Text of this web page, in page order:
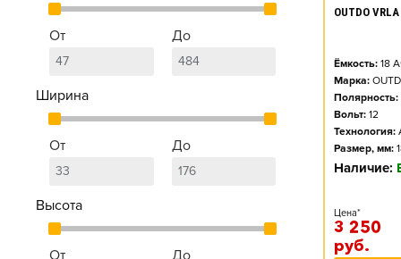
От До
Ширина
От До
Высота
От До
OUTDO
Ёмкость: 18
Марка:
Полярность:
Вольт: 12
Технология:
Размер, мм:
Наличие:
Цена*
3 250
руб.